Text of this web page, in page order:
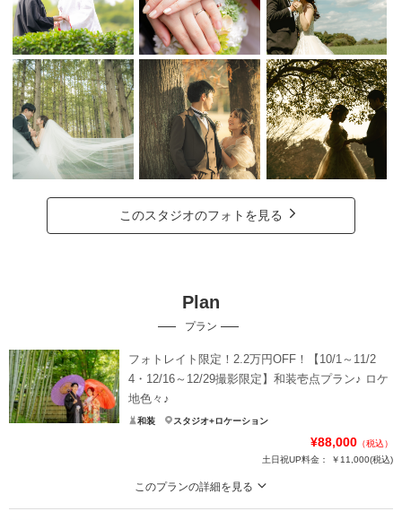
このスタジオのフォトを見る
Plan
プラン
フォトレイト限定！2.2万円OFF！【10/1～11/2
4・12/16～12/29撮影限定】和装壱点プラン♪ ロケ
地色々♪
和装 スタジオ+ロケーション
¥88,000 （税込）
土日祝UP料金：
￥11,000(税込)
このプランの詳細を見る
130データ★最短3～5営業日納品可能★肌着・足袋・草履・髪飾り・撮影小